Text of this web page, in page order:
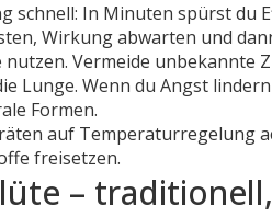
schnell: In Minuten spürst du
Wirkung abwarten und
Vermeide unbekannte
Lunge. Wenn du Angst
Formen.
auf Temperaturregelung
freisetzen.
–